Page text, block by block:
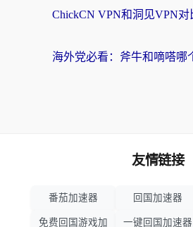
友情链接
番茄加速器 回国加速器
免费回国游戏加 一键回国加速器